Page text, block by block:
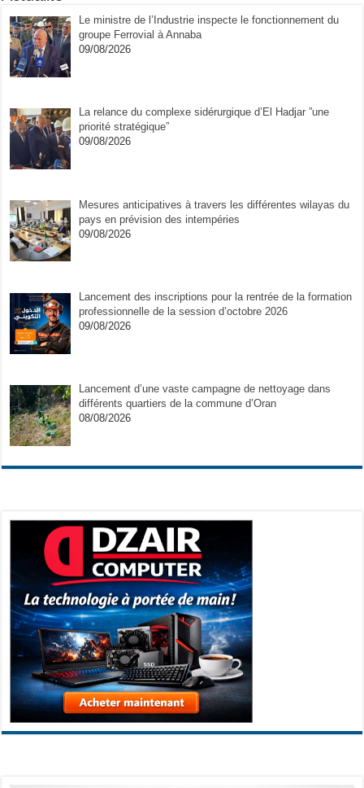
Le ministre de l’Industrie inspecte le fonctionnement du
groupe Ferrovial à Annaba
09/08/2026
La relance du complexe sidérurgique d’El Hadjar ”une
priorité stratégique”
09/08/2026
Mesures anticipatives à travers les différentes wilayas du
pays en prévision des intempéries
09/08/2026
Lancement des inscriptions pour la rentrée de la formation
professionnelle de la session d’octobre 2026
09/08/2026
Lancement d’une vaste campagne de nettoyage dans
différents quartiers de la commune d’Oran
08/08/2026